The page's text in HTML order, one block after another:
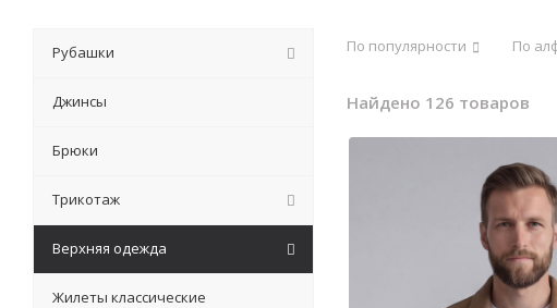
По популярности По
Найдено 126 товаров
Рубашки
Джинсы
Брюки
Трикотаж
Верхняя одежда
Жилеты классические